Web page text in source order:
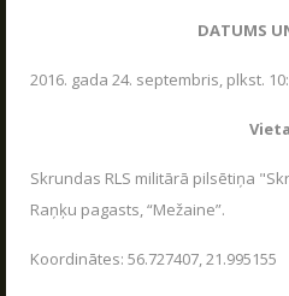
DATUMS
2016. gada 24. septembris, plkst.
Vieta
Skrundas RLS militārā pilsētiņa
Raņķu pagasts, “Mežaine”.
Koordinātes: 56.727407, 21.995155